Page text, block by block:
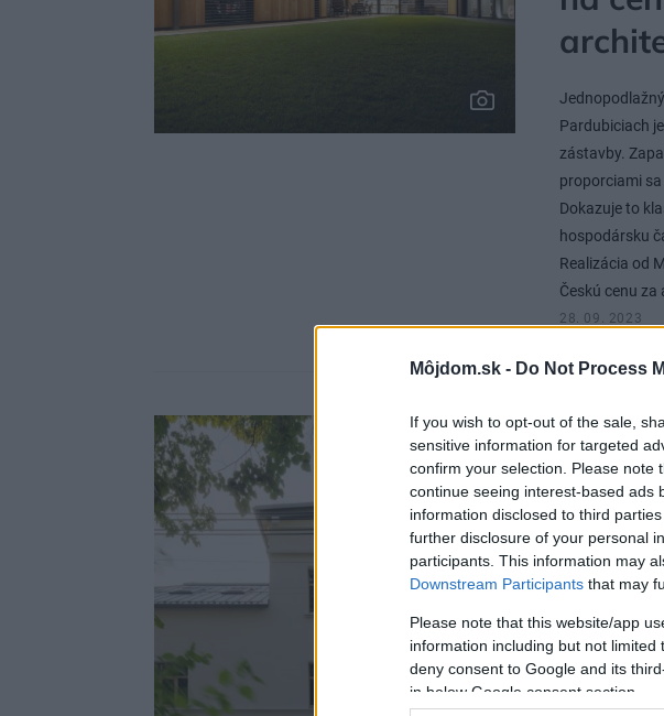
Môjdom.sk - Do Not Process
If you wish to opt-out of the sale,
sensitive information for targeted
confirm your selection. Please note
continue seeing interest-based ads
information disclosed to third
further disclosure of your personal
participants. This information may
Downstream Participants that may
Please note that this website/app
information including but not
deny consent to Google and its
in below Google consent section.
Pardubiciach
zástavby.
proporciami sa
Dokazuje to
hospodársku
Realizácia od
Českú cenu za
28. 09. 2023
NÁVŠTEVA
domu